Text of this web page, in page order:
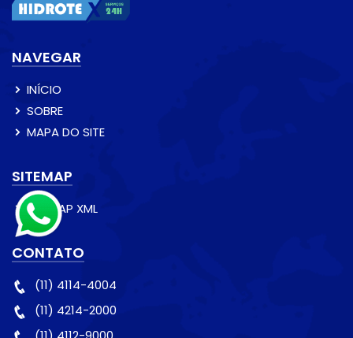
NAVEGAR
INÍCIO
SOBRE
MAPA DO SITE
SITEMAP
SITEMAP XML
CONTATO
(11) 4114-4004
(11) 4214-2000